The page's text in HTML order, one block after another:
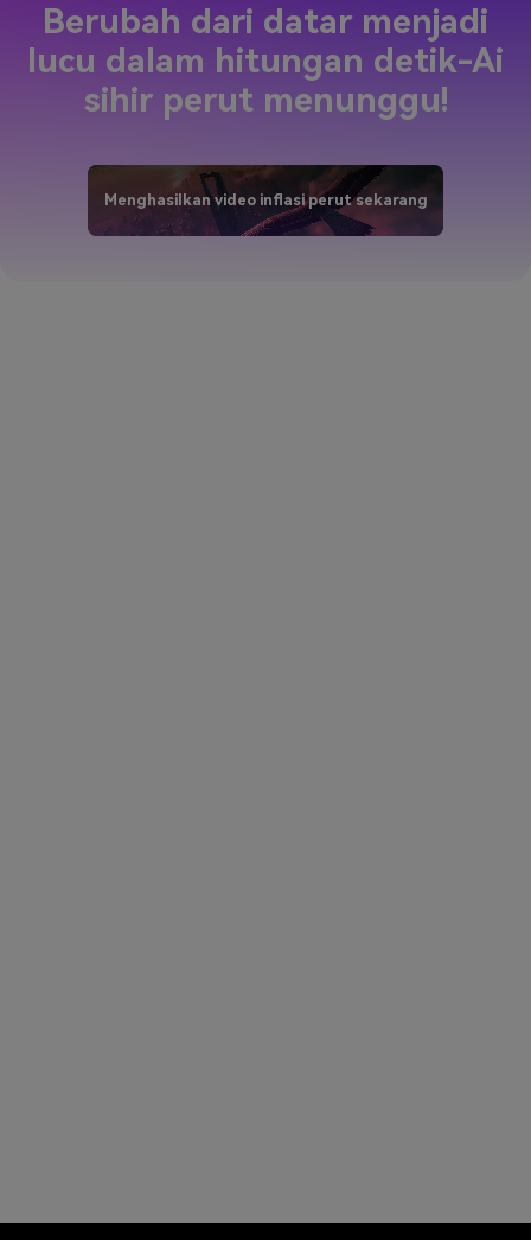
Berubah dari datar menjadi
lucu dalam hitungan detik-Ai
sihir perut menunggu!
Menghasilkan video inflasi perut sekarang